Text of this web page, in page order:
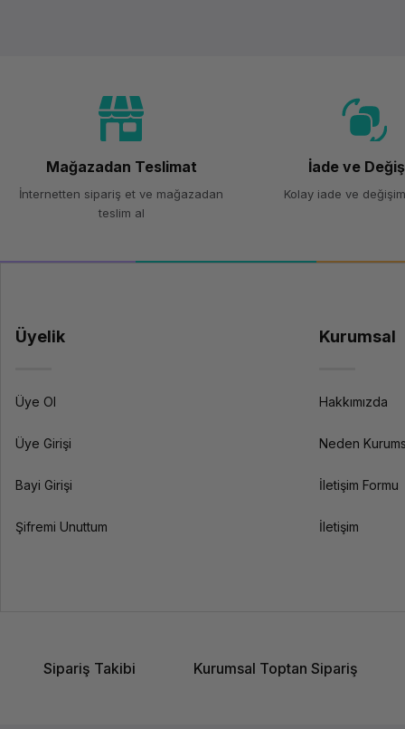
Mağazadan Teslimat
İnternetten sipariş et ve mağazadan
teslim al
İade ve
Kolay iade ve
Üyelik
Üye Ol
Üye Girişi
Bayi Girişi
Şifremi Unuttum
Kurumsal
Hakkımızda
Neden
İletişim Formu
İletişim
Sipariş Takibi Kurumsal Toptan Sipariş